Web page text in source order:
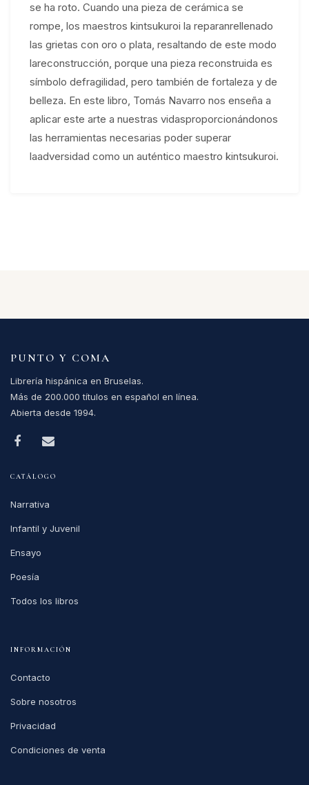
se ha roto. Cuando una pieza de cerámica se
rompe, los maestros kintsukuroi la reparanrellenado
las grietas con oro o plata, resaltando de este modo
lareconstrucción, porque una pieza reconstruida es
símbolo defragilidad, pero también de fortaleza y de
belleza. En este libro, Tomás Navarro nos enseña a
aplicar este arte a nuestras vidasproporcionándonos
las herramientas necesarias poder superar
laadversidad como un auténtico maestro kintsukuroi.
PUNTO Y COMA
Librería hispánica en Bruselas.
Más de 200.000 títulos en español en línea.
Abierta desde 1994.
CATÁLOGO
Narrativa
Infantil y Juvenil
Ensayo
Poesía
Todos los libros
INFORMACIÓN
Contacto
Sobre nosotros
Privacidad
Condiciones de venta